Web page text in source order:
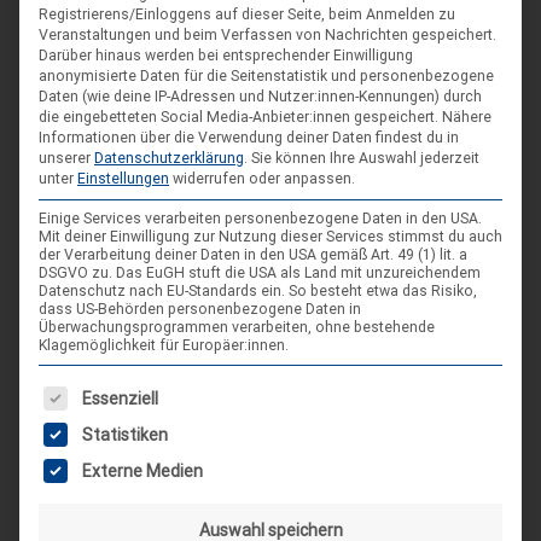
DIE NÄCHSTEN VERANSTALTUNGEN
ARR|JEL Sommertreffen 2026
21. Aug. 26
Blankenburg (Harz)-Wienrode
Registrierens/Einloggens auf dieser Seite, beim Anmelden zu
Veranstaltungen und beim Verfassen von Nachrichten gespeichert.
Darüber hinaus werden bei entsprechender Einwilligung
anonymisierte Daten für die Seitenstatistik und personenbezogene
Daten (wie deine IP-Adressen und Nutzer:innen-Kennungen) durch
die eingebetteten Social Media-Anbieter:innen gespeichert. Nähere
Informationen über die Verwendung deiner Daten findest du in
unserer Datenschutzerklärung. Sie können Ihre Auswahl jederzeit
unter Einstellungen widerrufen oder anpassen.
Einige Services verarbeiten personenbezogene Daten in den USA.
Mit deiner Einwilligung zur Nutzung dieser Services stimmst du auch
der Verarbeitung deiner Daten in den USA gemäß Art. 49 (1) lit. a
DSGVO zu. Das EuGH stuft die USA als Land mit unzureichendem
Datenschutz nach EU-Standards ein. So besteht etwa das Risiko,
dass US-Behörden personenbezogene Daten in
Überwachungsprogrammen verarbeiten, ohne bestehende
Klagemöglichkeit für Europäer:innen.
Es folgt eine Liste der Service-Gruppen, für die eine
Essenziell
Statistiken
Externe Medien
Auswahl speichern